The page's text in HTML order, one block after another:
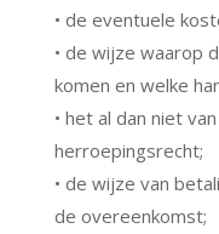
• de eventuele
• de wijze waarop
komen en welke
• het al dan niet
herroepingsrecht;
• de wijze van
de overeenkomst;